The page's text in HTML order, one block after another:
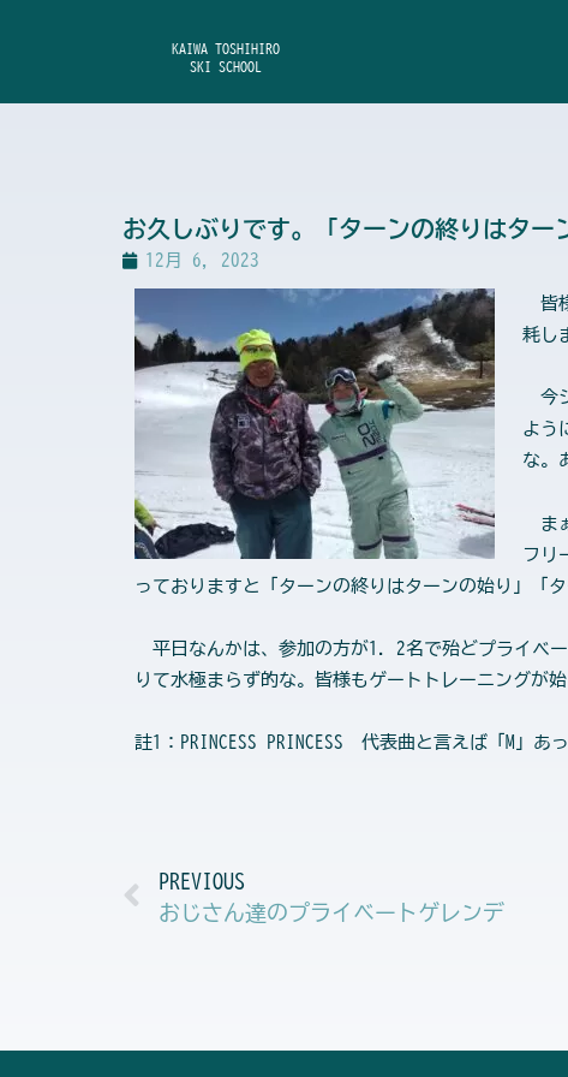
ス
KAIWA TOSHIHIRO
SKI SCHOOL
お久しぶりです。「ターンの終りはター
12月 6, 2023
皆
耗し
今
よう
な。
ま
フリ
っておりますと「ターンの終りはターンの始り」「
平日なんかは、参加の方が1．2名で殆どプライベ
りて水極まらず的な。皆様もゲートトレーニングが
註1：PRINCESS PRINCESS 代表曲と言えば「M」あ
Prev
PREVIOUS
おじさん達のプライベートゲレンデ